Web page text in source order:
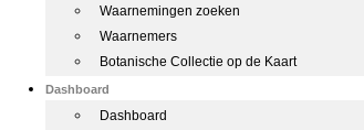
Waarnemingen zoeken
Waarnemers
Botanische Collectie op de Kaart
Dashboard
Dashboard